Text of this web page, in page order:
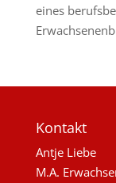
eines
Kontakt
Antje Liebe
M.A.